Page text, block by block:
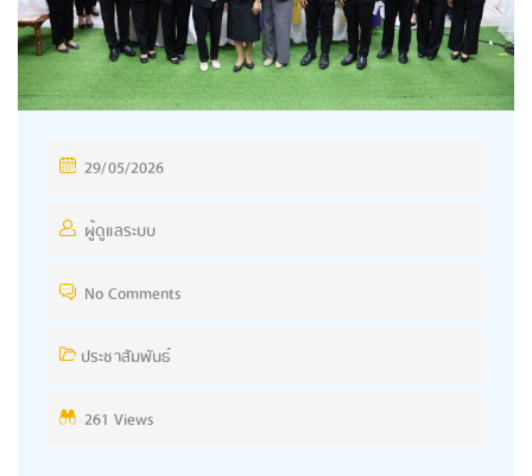
29/05/2026
ผู้ดูแลระบบ
No Comments
ประชาสัมพันธ์
261 Views